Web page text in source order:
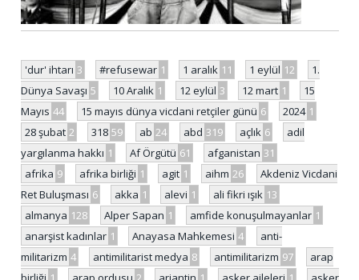
'dur' ihtarı 3 #refusewar 1 1 aralık 11 1 eylül 12
1.
Dünya Savaşı 5 10 Aralık 1 12 eylül 3 12 mart 1
15
Mayıs 44 15 mayıs dünya vicdani retçiler günü 6 2024 1
28 şubat 2 318 59 ab 24 abd 319 açlık 6
adil
yargılanma hakkı 1 Af Örgütü 61 afganistan 31
afrika 9 afrika birliği 1 agit 1 aihm 26
Akdeniz Vicdani
Ret Buluşması 6 akka 1 alevi 1 ali fikri ışık 13
almanya 128 Alper Sapan 1 amfide konuşulmayanlar 1
anarşist kadınlar 1 Anayasa Mahkemesi 4
anti-
militarizm 4 antimilitarist medya 8 antimilitarizm 97
arap